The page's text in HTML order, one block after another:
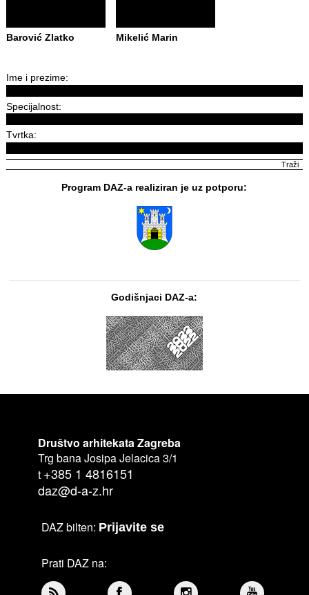
Barović Zlatko Mikelić Marin
Ime i prezime:
Specijalnost:
Tvrtka:
Program DAZ-a realiziran je uz potporu:
Godišnjaci DAZ-a:
Društvo arhitekata Zagreba
Trg bana Josipa Jelacica 3/1
t +385 1 4816151
daz@d-a-z.hr
DAZ bilten: Prijavite se
Prati DAZ na: